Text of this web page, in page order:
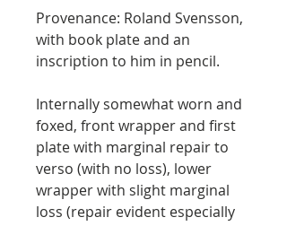
Provenance: Roland Svensson,
with book plate and an
inscription to him in pencil.
Internally somewhat worn and
foxed, front wrapper and first
plate with marginal repair to
verso (with no loss), lower
wrapper with slight marginal
loss (repair evident especially